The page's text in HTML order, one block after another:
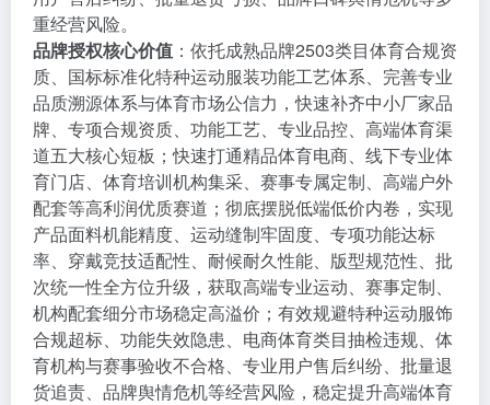
重经营风险。
品牌授权核心价值 ：依托成熟品牌2503类目体育合规资
质、国标标准化特种运动服装功能工艺体系、完善专业
品质溯源体系与体育市场公信力，快速补齐中小厂家品
牌、专项合规资质、功能工艺、专业品控、高端体育渠
道五大核心短板；快速打通精品体育电商、线下专业体
育门店、体育培训机构集采、赛事专属定制、高端户外
配套等高利润优质赛道；彻底摆脱低端低价内卷，实现
产品面料机能精度、运动缝制牢固度、专项功能达标
率、穿戴竞技适配性、耐候耐久性能、版型规范性、批
次统一性全方位升级，获取高端专业运动、赛事定制、
机构配套细分市场稳定高溢价；有效规避特种运动服饰
合规超标、功能失效隐患、电商体育类目抽检违规、体
育机构与赛事验收不合格、专业用户售后纠纷、批量退
货追责、品牌舆情危机等经营风险，稳定提升高端体育